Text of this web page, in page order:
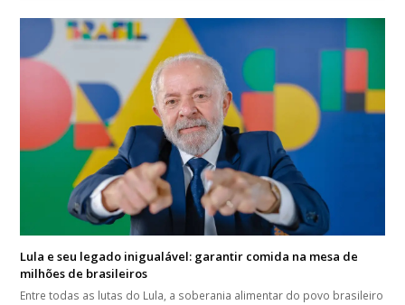
Lula e seu legado inigualável: garantir comida na mesa de
milhões de brasileiros
Entre todas as lutas do Lula, a soberania alimentar do povo brasileiro